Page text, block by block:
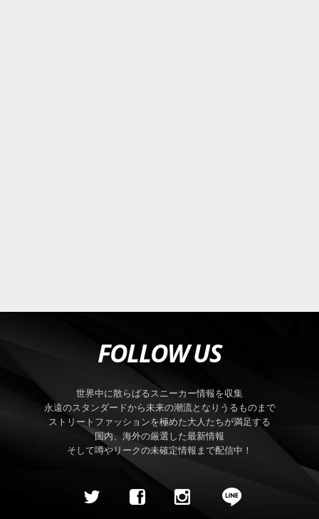
FOLLOW US
世界中に散らばるスニーカー情報を収集
永遠のスタンダードから未来の潮流となりうるものまで
ストリートファッションを極めた大人たちが満足する
国内、海外の厳選した最新情報
そして噂やリークの未確定情報まで配信中！